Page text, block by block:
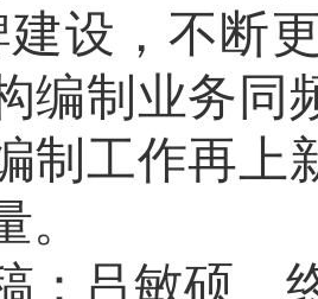
建设，不断
编制业务同
制工作再上
。
：吕敏硕